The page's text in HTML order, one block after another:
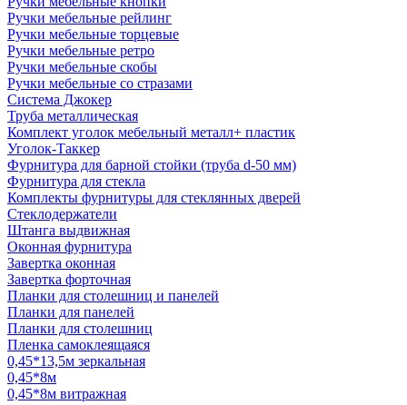
Ручки мебельные рейлинг
Ручки мебельные торцевые
Ручки мебельные ретро
Ручки мебельные скобы
Ручки мебельные со стразами
Система Джокер
Труба металлическая
Комплект уголок мебельный металл+ пластик
Уголок-Таккер
Фурнитура для барной стойки (труба d-50 мм)
Фурнитура для стекла
Комплекты фурнитуры для стеклянных дверей
Стеклодержатели
Штанга выдвижная
Оконная фурнитура
Завертка оконная
Завертка форточная
Планки для столешниц и панелей
Планки для панелей
Планки для столешниц
Пленка самоклеящаяся
0,45*13,5м зеркальная
0,45*8м
0,45*8м витражная